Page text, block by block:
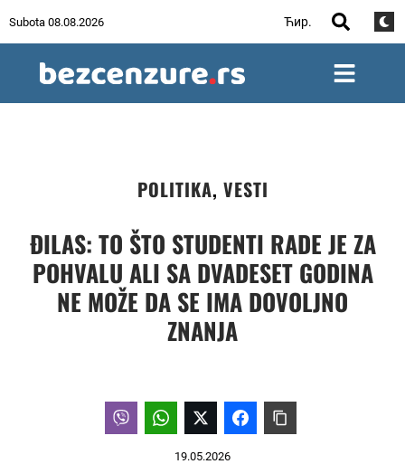
Subota 08.08.2026 Ћир.
POLITIKA, VESTI
ĐILAS: TO ŠTO STUDENTI RADE JE ZA
POHVALU ALI SA DVADESET GODINA
NE MOŽE DA SE IMA DOVOLJNO
ZNANJA
19.05.2026